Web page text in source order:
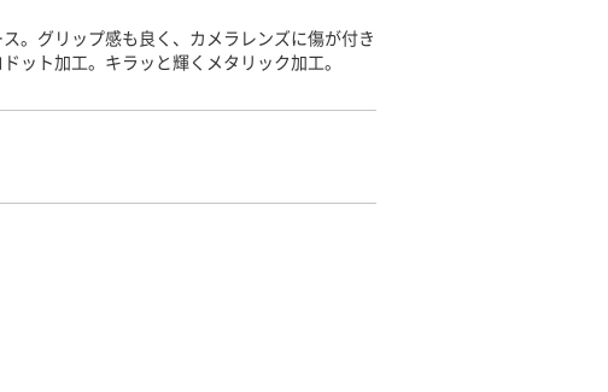
。グリップ感も良く、カメラレンズに傷が付き
ット加工。キラッと輝くメタリック加工。